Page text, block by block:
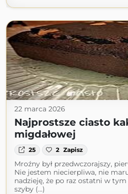
22 marca 2026
Najprostsze ciasto
migdałowej
25 2 Zapisz
Mroźny był przedwczorajszy,
Nie jestem niecierpliwa, nie
nadzieję, że po raz ostatni w
szyby (...)